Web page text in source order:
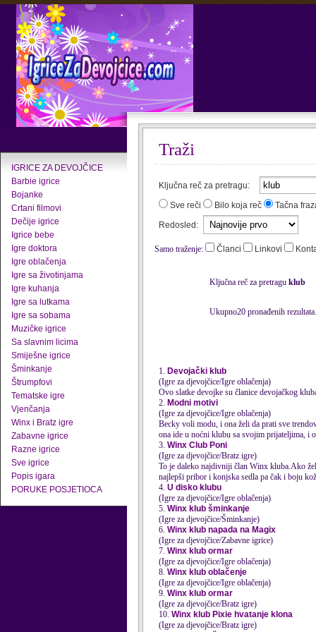
IGRICE ZA DEVOJČICE
Barbie igrice
Bojanke
Crtani filmovi
Dečije igrice
Igrice bebe
Igre doktora
Igre oblačenja
Igre sa životinjama
Igre kuhanja
Igre sa lutkama
Igre sa sobama
Muzičke igrice
Sa slavnim licima
Smiješne igrice
Šminkanje
Štrumpfovi
Tematske igre
Vjenčanja
Winx i Bratz igre
Zabavne igrice
Razne igrice
Sve igrice
Popis igara
PORUKE POSJETIOCA
Traži
Ključna reč za pretragu:
Sve reči
Bilo koja reč
Tačna
Redosled:
Samo traženje: Članci Linkovi
Ključna reč za pretragu klub
Ukupno20 pronađenih rezultata.
1. Devojački klub
(Igre za djevojčice/Igre oblačenja)
Ovo slatke devojke su članice devojačkog klub
2. Modni motivi
(Igre za djevojčice/Igre oblačenja)
Becky voli modu, i ona želi da prati sve
ona ide u noćni klubu sa svojim prijateljima, i
3. Winx Club Poni
(Igre za djevojčice/Bratz igre)
To je daleko najdivniji član Winx kluba.Ako
najlepši pribor i konjska sedla pa čak i boju
4. U disko klubu
(Igre za djevojčice/Igre oblačenja)
5. Winx klub šminkanje
(Igre za djevojčice/Šminkanje)
6. Winx klub napada na Magix
(Igre za djevojčice/Zabavne igrice)
7. Winx klub ormar
(Igre za djevojčice/Igre oblačenja)
8. Winx klub oblačenje
(Igre za djevojčice/Igre oblačenja)
9. Winx klub ormar
(Igre za djevojčice/Bratz igre)
10. Winx klub Pixie hvatanje klona
(Igre za djevojčice/Bratz igre)